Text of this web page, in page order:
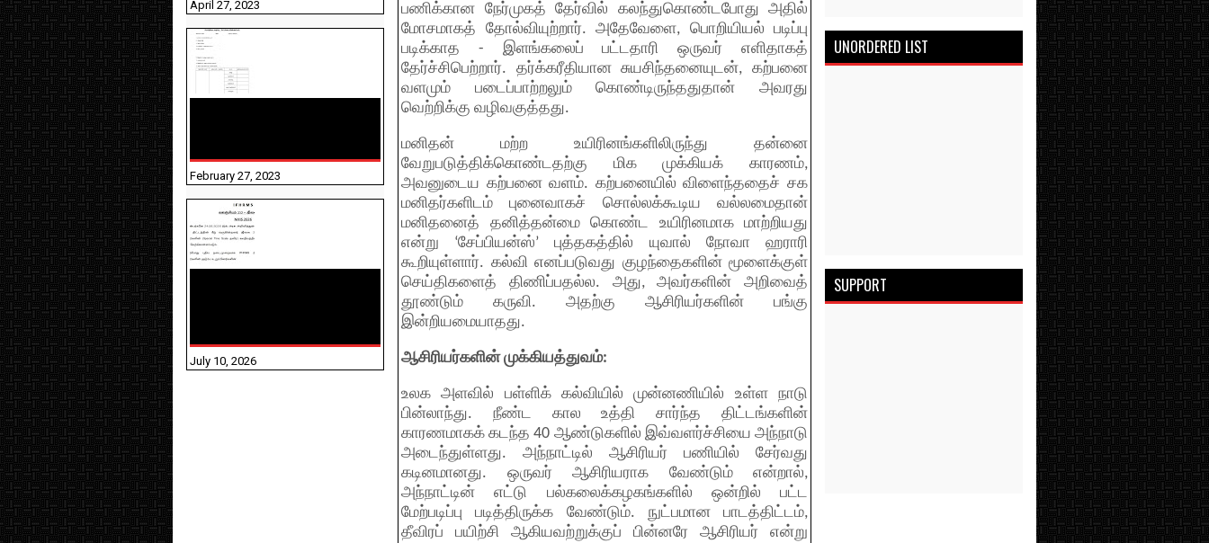
பணிக்கான நேர்முகத் தேர்வில் கலந்துகொண்டபோது அதில்
மோசமாகத் தோல்வியுற்றார். அதேவேளை, பொறியியல் படிப்பு
படிக்காத - இளங்கலைப் பட்டதாரி ஒருவர் எளிதாகத்
தேர்ச்சிபெற்றார். தர்க்கரீதியான சுயசிந்தனையுடன், கற்பனை
வளமும் படைப்பாற்றலும் கொண்டிருந்ததுதான் அவரது
வெற்றிக்கு வழிவகுத்தது.
மனிதன் மற்ற உயிரினங்களிலிருந்து தன்னை
வேறுபடுத்திக்கொண்டதற்கு மிக முக்கியக் காரணம்,
அவனுடைய கற்பனை வளம். கற்பனையில் விளைந்ததைச் சக
மனிதர்களிடம் புனைவாகச் சொல்லக்கூடிய வல்லமைதான்
மனிதனைத் தனித்தன்மை கொண்ட உயிரினமாக மாற்றியது
என்று ‘சேப்பியன்ஸ்’ புத்தகத்தில் யுவால் நோவா ஹராரி
கூறியுள்ளார். கல்வி எனப்படுவது குழந்தைகளின் மூளைக்குள்
செய்திகளைத் திணிப்பதல்ல. அது, அவர்களின் அறிவைத்
தூண்டும் கருவி. அதற்கு ஆசிரியர்களின் பங்கு
இன்றியமையாதது.
ஆசிரியர்களின் முக்கியத்துவம்:
உலக அளவில் பள்ளிக் கல்வியில் முன்னணியில் உள்ள நாடு
பின்லாந்து. நீண்ட கால உத்தி சார்ந்த திட்டங்களின்
காரணமாகக் கடந்த 40 ஆண்டுகளில் இவ்வளர்ச்சியை அந்நாடு
அடைந்துள்ளது. அந்நாட்டில் ஆசிரியர் பணியில் சேர்வது
கடினமானது. ஒருவர் ஆசிரியராக வேண்டும் என்றால்,
அந்நாட்டின் எட்டு பல்கலைக்கழகங்களில் ஒன்றில் பட்ட
மேற்படிப்பு படித்திருக்க வேண்டும். நுட்பமான பாடத்திட்டம்,
தீவிரப் பயிற்சி ஆகியவற்றுக்குப் பின்னரே ஆசிரியர் என்று
April 27, 2023
February 27, 2023
July 10, 2026
UNORDERED LIST
SUPPORT